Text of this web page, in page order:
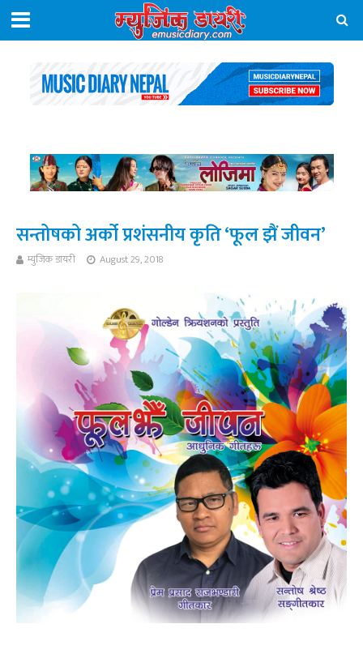
सन्तोषको अर्को प्रशंसनीय कृति ‘फूल झैं जीवन’
म्युजिक डायरी August 29, 2018